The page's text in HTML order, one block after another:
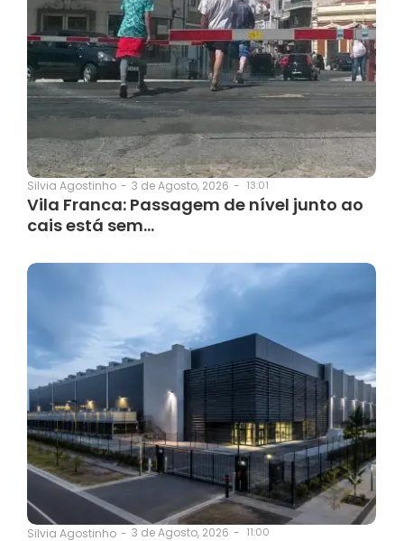
Silvia Agostinho - 3 de Agosto, 2026 - 13:01
Vila Franca: Passagem de nível junto ao
cais está sem…
Silvia Agostinho - 3 de Agosto, 2026 - 11:00